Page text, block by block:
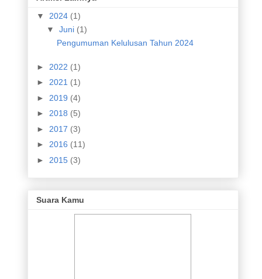
▼2024 (1)
▼Juni (1)
Pengumuman Kelulusan Tahun 2024
► 2022 (1)
►2021 (1)
► 2019 (4)
►2018 (5)
► 2017 (3)
►2016 (11)
► 2015 (3)
Suara Kamu